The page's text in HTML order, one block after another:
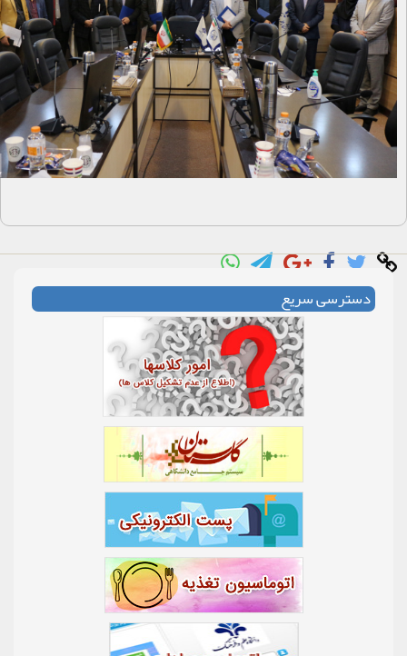
دسترسی سریع